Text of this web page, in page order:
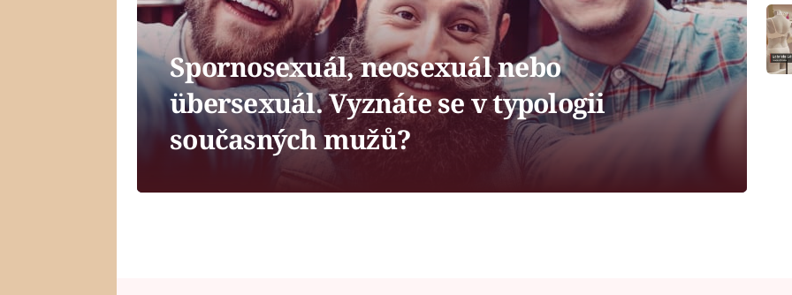
Spornosexuál, neosexuál nebo
übersexuál. Vyznáte se v typologii
současných mužů?